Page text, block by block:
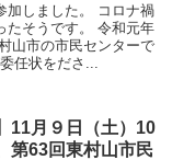
加しました。 コロナ禍
たそうです。 令和元年
山市の市民センターで
任状をださ...
11月９日（土）10
第63回東村山市民